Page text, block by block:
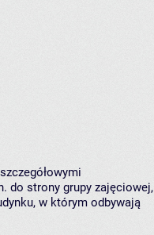
do strony grupy zajęciowej,
w którym odbywają